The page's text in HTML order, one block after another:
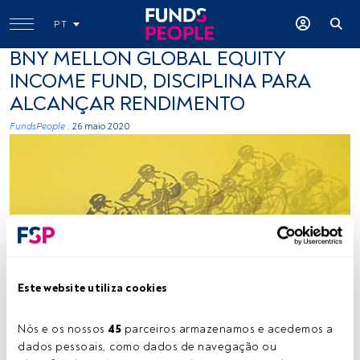
Este website utiliza cookies
Nós e os nossos 45 parceiros armazenamos e acedemos a
dados pessoais, como dados de navegação ou
PT
BNY MELLON GLOBAL EQUITY
INCOME FUND, DISCIPLINA PARA
ALCANÇAR RENDIMENTO
FundsPeople . 26 maio 2020
Tempo de leitura: 1 min.